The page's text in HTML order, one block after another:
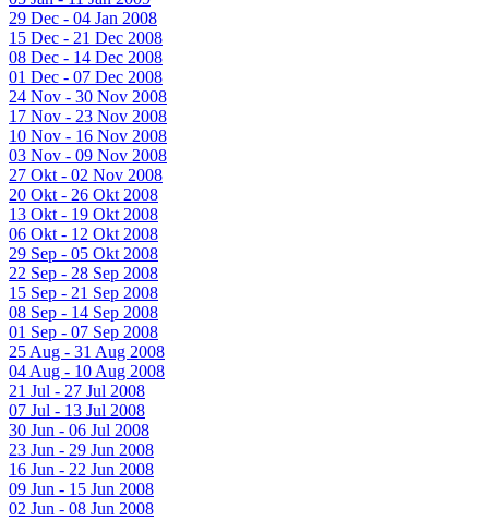
29 Dec - 04 Jan 2008
15 Dec - 21 Dec 2008
08 Dec - 14 Dec 2008
01 Dec - 07 Dec 2008
24 Nov - 30 Nov 2008
17 Nov - 23 Nov 2008
10 Nov - 16 Nov 2008
03 Nov - 09 Nov 2008
27 Okt - 02 Nov 2008
20 Okt - 26 Okt 2008
13 Okt - 19 Okt 2008
06 Okt - 12 Okt 2008
29 Sep - 05 Okt 2008
22 Sep - 28 Sep 2008
15 Sep - 21 Sep 2008
08 Sep - 14 Sep 2008
01 Sep - 07 Sep 2008
25 Aug - 31 Aug 2008
04 Aug - 10 Aug 2008
21 Jul - 27 Jul 2008
07 Jul - 13 Jul 2008
30 Jun - 06 Jul 2008
23 Jun - 29 Jun 2008
16 Jun - 22 Jun 2008
09 Jun - 15 Jun 2008
02 Jun - 08 Jun 2008